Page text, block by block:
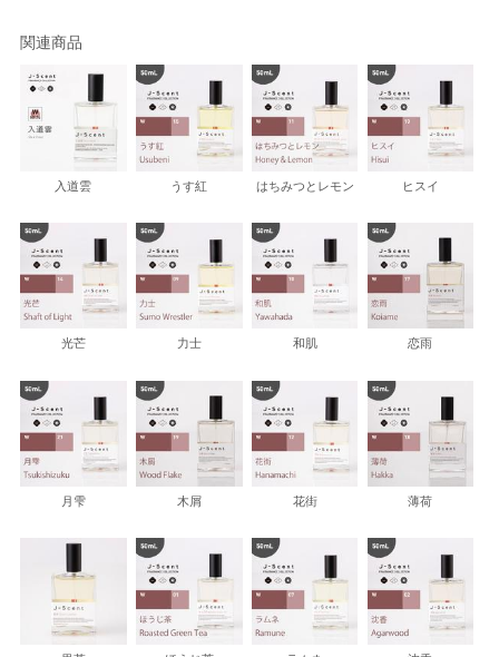
関連商品
入道雲 うす紅 はちみつとレモン ヒスイ
光芒 力士 和肌 恋雨
月雫 木屑 花街 薄荷